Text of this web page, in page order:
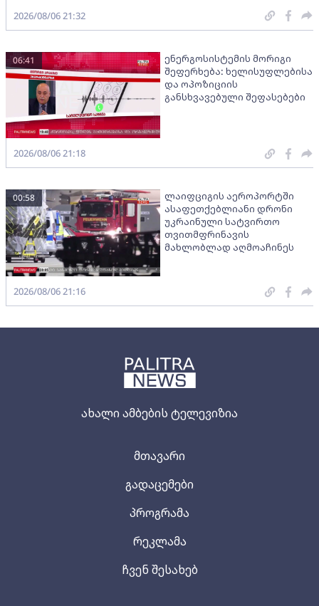
ახალი ამბების ტელევიზია
მთავარი
გადაცემები
პროგრამა
რეკლამა
ჩვენ შესახებ
2026/08/06 21:32
ენერგოსისტემის მორიგი
შეფერხება: ხელისუფლებისა
და ოპოზიციის
განსხვავებული შეფასებები
06:41
2026/08/06 21:18
ლაიფციგის აეროპორტში
ასაფეთქებლიანი დრონი
უკრაინული სატვირთო
თვითმფრინავის
მახლობლად აღმოაჩინეს
00:58
2026/08/06 21:16